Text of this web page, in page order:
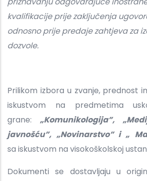
kvalifikacije prije zaključenja
odnosno prije predaje zahtjeva za
dozvole.
Prilikom izbora u zvanje, prednost
iskustvom na predmetima
grane: „Komunikologija”,
javnošću”, „Novinarstvo” i „
sa iskustvom na visokoškolskoj
Dokumenti se dostavljaju u